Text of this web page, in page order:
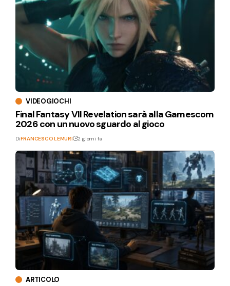
VIDEOGIOCHI
Final Fantasy VII Revelation sarà alla Gamescom
2026 con un nuovo sguardo al gioco
DiFRANCESCO LEMURI 2 giorni fa
ARTICOLO